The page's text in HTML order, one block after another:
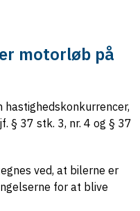
motorløb på
§ 37 stk. 3, nr. 4 og § 37
ved, at bilerne er
for at blive